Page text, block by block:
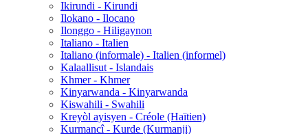
Ikirundi - Kirundi
Ilokano - Ilocano
Ilonggo - Hiligaynon
Italiano - Italien
Italiano (informale) - Italien (informel)
Kalaallisut - Islandais
Khmer - Khmer
Kinyarwanda - Kinyarwanda
Kiswahili - Swahili
Kreyòl ayisyen - Créole (Haïtien)
Kurmancî - Kurde (Kurmanji)